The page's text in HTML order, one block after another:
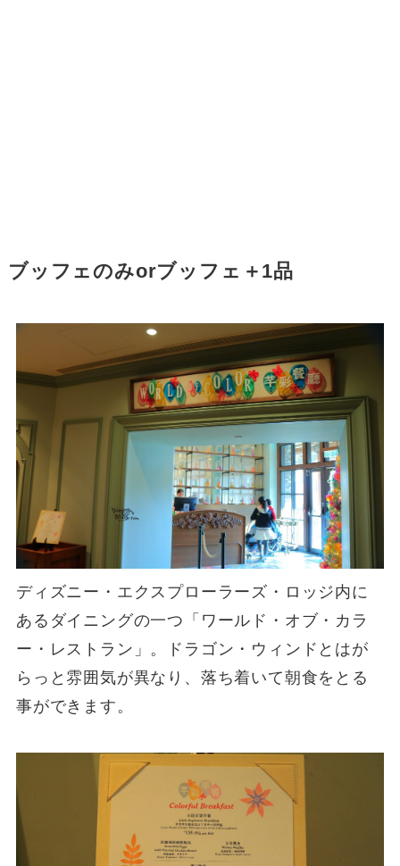
ブッフェのみorブッフェ＋1品
ディズニー・エクスプローラーズ・ロッジ内に
あるダイニングの一つ「ワールド・オブ・カラ
ー・レストラン」。ドラゴン・ウィンドとはが
らっと雰囲気が異なり、落ち着いて朝食をとる
事ができます。